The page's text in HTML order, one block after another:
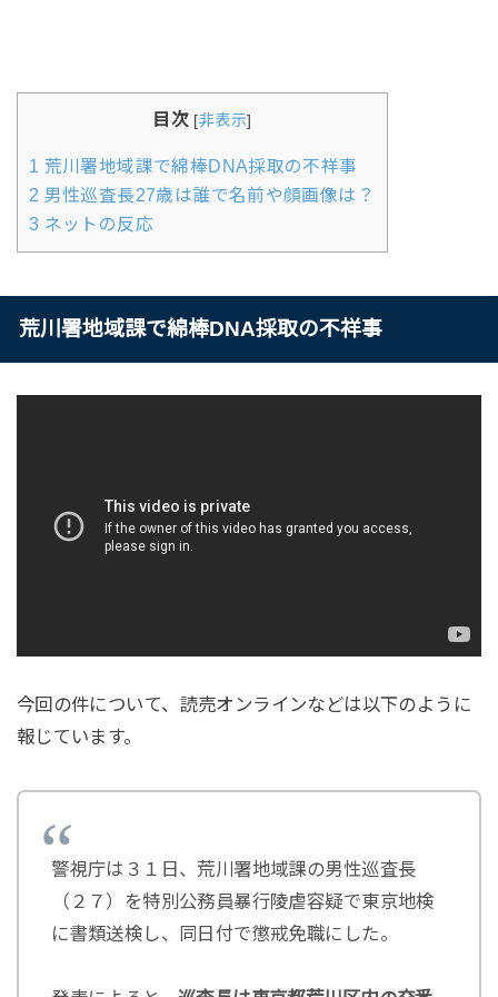
目次 [非表示]
1 荒川署地域課で綿棒DNA採取の不祥事
2 男性巡査長27歳は誰で名前や顔画像は？
3 ネットの反応
荒川署地域課で綿棒DNA採取の不祥事
今回の件について、読売オンラインなどは以下のように
報じています。
警視庁は３１日、荒川署地域課の男性巡査長
（２７）を特別公務員暴行陵虐容疑で東京地検
に書類送検し、同日付で懲戒免職にした。